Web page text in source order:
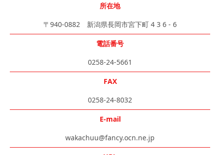
所在地
〒940-0882 新潟県長岡市宮下町 4 3 6 - 6
電話番号
0258-24-5661
FAX
0258-24-8032
E-mail
wakachuu@fancy.ocn.ne.jp